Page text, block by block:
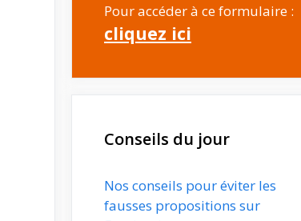
Pour accéder à ce formulaire :
cliquez ici
Conseils du jour
Nos conseils pour éviter les
fausses propositions sur